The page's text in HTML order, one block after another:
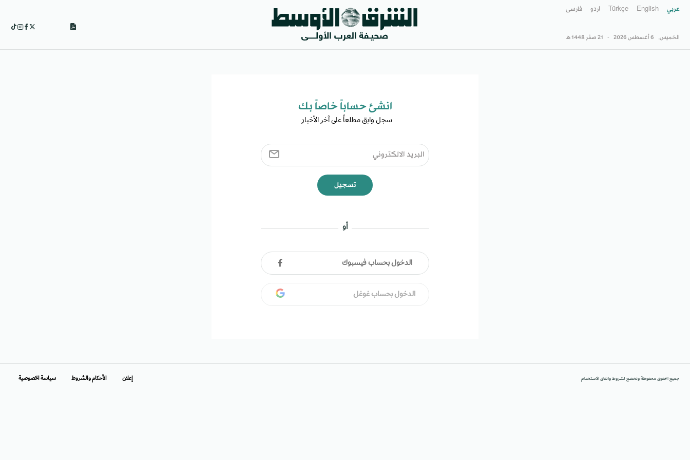
عربي English
Türkçe اردو فارسى
الخميس, 6 أغسطس 2026 - 21 صفَر 1448 هـ
انشئ حساباً خاصاً بك​
سجل وابق مطلعاً على آخر الأخبار ​
تسجيل
أو
الدخول بحساب فيسبوك
الدخول بحساب غوغل
جميع الحقوق محفوظة وتخضع لشروط واتفاق الاستخدام إعلان الأحكام والشروط سياسة الخصوصية